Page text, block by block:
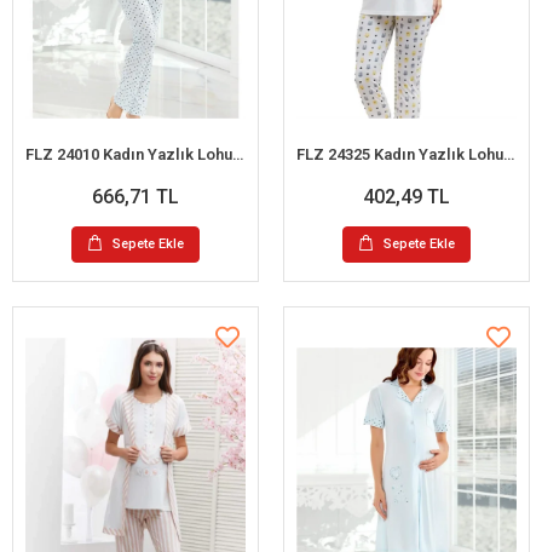
FLZ 24010 Kadın Yazlık Lohusa Pijama Takım
666,71 TL
Sepete Ekle
FLZ 24325 Kadın Yazlık Lohusa Pijama Takım
402,49 TL
Sepete Ekle